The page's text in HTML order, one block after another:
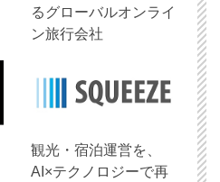
るグローバルオンライ
ン旅行会社
観光・宿泊運営を、
AI×テクノロジーで再